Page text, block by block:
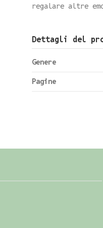
regalare altre
Dettagli del
Genere
Pagine